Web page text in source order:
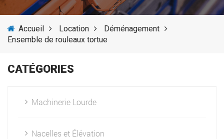
SERVICES
ACTUALITÉS
FOURNISSEURS
Accueil Location
Déménagement
Ensemble de rouleaux tortue
CATÉGORIES
Machinerie Lourde
Nacelles et Élévation